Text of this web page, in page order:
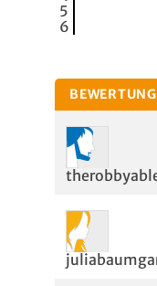
5
6
BEWERTUNG